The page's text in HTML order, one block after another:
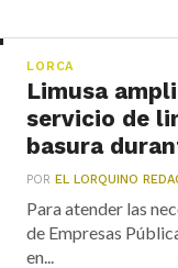
LORCA
Limusa
servicio de
basura
POREL LORQUINO
Para atender las
de Empresas
en...